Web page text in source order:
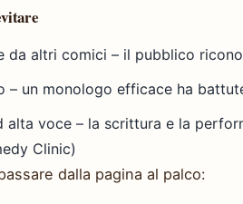
da altri comici – il pubblico
– un monologo efficace ha
alta voce – la scrittura e la
Clinic)
dalla pagina al palco: